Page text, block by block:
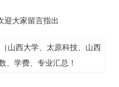
迎大家留言指出